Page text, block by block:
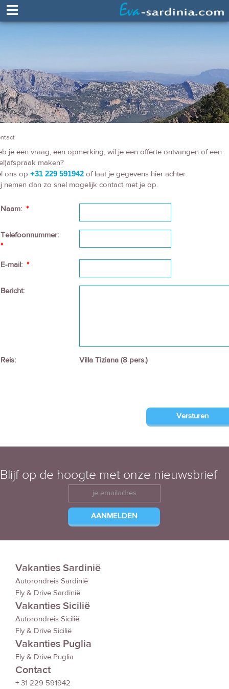
≡
je een vraag, een opmerking, wil je een offerte ontvangen of een
maken?
ons op +31 229 591942 of laat je gegevens hier achter.
nemen dan zo snel mogelijk contact met je op.
Naam: *
Telefoonnummer:
*
E-mail: *
Bericht:
Reis: Villa Tiziana (8 pers.)
Blijf op de hoogte met onze nieuwsbrief
Vakanties Sardinië
Autorondreis Sardinië
Fly & Drive Sardinië
Vakanties Sicilië
Autorondreis Sicilië
Fly & Drive Sicilië
Vakanties Puglia
Fly & Drive Puglia
Contact
+ 31 229 591942